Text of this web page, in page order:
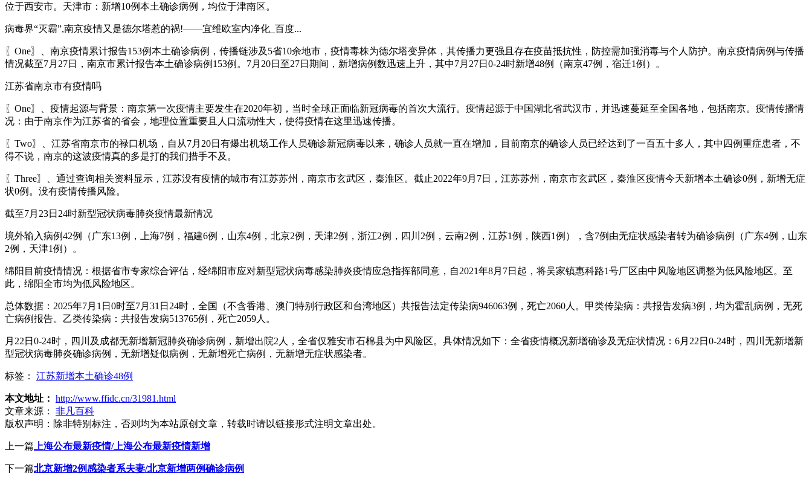
位于西安市。天津市：新增10例本土确诊病例，均位于津南区。
病毒界“灭霸”,南京疫情又是德尔塔惹的祸!——宜维欧室内净化_百度...
〖One〗、南京疫情累计报告153例本土确诊病例，传播链涉及5省10余地市，疫情毒株为德尔塔变异体，其传播力更强且存在疫苗抵抗性，防控需加强消毒与个人防护。南京疫情病例与传播
情况截至7月27日，南京市累计报告本土确诊病例153例。7月20日至27日期间，新增病例数迅速上升，其中7月27日0-24时新增48例（南京47例，宿迁1例）。
江苏省南京市有疫情吗
〖One〗、疫情起源与背景：南京第一次疫情主要发生在2020年初，当时全球正面临新冠病毒的首次大流行。疫情起源于中国湖北省武汉市，并迅速蔓延至全国各地，包括南京。疫情传播情
况：由于南京作为江苏省的省会，地理位置重要且人口流动性大，使得疫情在这里迅速传播。
〖Two〗、江苏省南京市的禄口机场，自从7月20日有爆出机场工作人员确诊新冠病毒以来，确诊人员就一直在增加，目前南京的确诊人员已经达到了一百五十多人，其中四例重症患者，不
得不说，南京的这波疫情真的多是打的我们措手不及。
〖Three〗、通过查询相关资料显示，江苏没有疫情的城市有江苏苏州，南京市玄武区，秦淮区。截止2022年9月7日，江苏苏州，南京市玄武区，秦淮区疫情今天新增本土确诊0例，新增无症
状0例。没有疫情传播风险。
截至7月23日24时新型冠状病毒肺炎疫情最新情况
境外输入病例42例（广东13例，上海7例，福建6例，山东4例，北京2例，天津2例，浙江2例，四川2例，云南2例，江苏1例，陕西1例），含7例由无症状感染者转为确诊病例（广东4例，山东
2例，天津1例）。
绵阳目前疫情情况：根据省市专家综合评估，经绵阳市应对新型冠状病毒感染肺炎疫情应急指挥部同意，自2021年8月7日起，将吴家镇惠科路1号厂区由中风险地区调整为低风险地区。至
此，绵阳全市均为低风险地区。
总体数据：2025年7月1日0时至7月31日24时，全国（不含香港、澳门特别行政区和台湾地区）共报告法定传染病946063例，死亡2060人。甲类传染病：共报告发病3例，均为霍乱病例，无死
亡病例报告。乙类传染病：共报告发病513765例，死亡2059人。
月22日0-24时，四川及成都无新增新冠肺炎确诊病例，新增出院2人，全省仅雅安市石棉县为中风险区。具体情况如下：全省疫情概况新增确诊及无症状情况：6月22日0-24时，四川无新增新
型冠状病毒肺炎确诊病例，无新增疑似病例，无新增死亡病例，无新增无症状感染者。
标签： 江苏新增本土确诊48例
本文地址： http://www.ffidc.cn/31981.html
文章来源：
非凡百科
版权声明： 除非特别标注，否则均为本站原创文章，转载时请以链接形式注明文章出处。
上一篇 上海公布最新疫情/上海公布最新疫情新增
下一篇北京新增2例感染者系夫妻/北京新增两例确诊病例